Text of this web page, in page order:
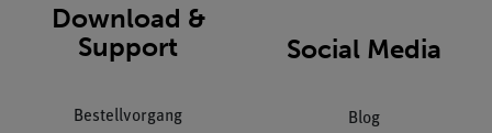
Download &
Support
Bestellvorgang
Social Media
Blog